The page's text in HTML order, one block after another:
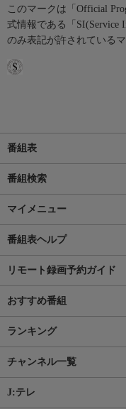
このマークは「Official
式情報である「SI(Service
のみ表記が許されているマ
番組表
番組検索
マイメニュー
番組表ヘルプ
リモート録画予約ガイド
おすすめ番組
ランキング
チャンネル一覧
J:テレ